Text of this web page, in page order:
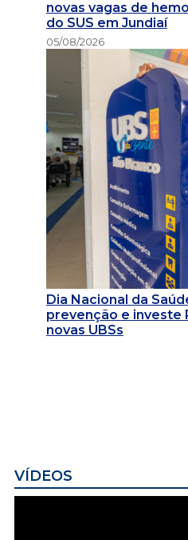
novas vagas de
do SUS em Jundiaí
05/08/2026
Dia Nacional da
prevenção e investe
novas UBSs
VÍDEOS